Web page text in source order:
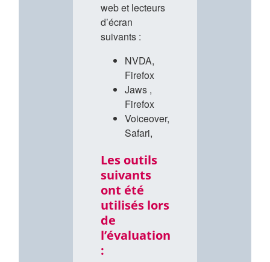
web et lecteurs
d’écran
suivants :
NVDA,
Firefox
Jaws ,
Firefox
Voiceover,
Safari,
Les outils
suivants
ont été
utilisés lors
de
l’évaluation
: